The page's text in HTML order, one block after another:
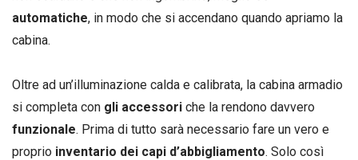
automatiche, in modo che si accendano quando apriamo la
cabina.
Oltre ad un’illuminazione calda e calibrata, la cabina armadio
si completa con gli accessori che la rendono davvero
funzionale. Prima di tutto sarà necessario fare un vero e
proprio inventario dei capi d’abbigliamento. Solo così